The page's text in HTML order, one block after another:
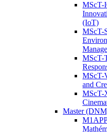
MScT-
(IoT)
MScT-
MScT-
MScT-
and
MScT-
Master